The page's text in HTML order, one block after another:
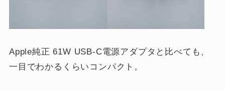
Apple純正 61W USB-C電源アダプタと比べても、
一目でわかるくらいコンパクト。